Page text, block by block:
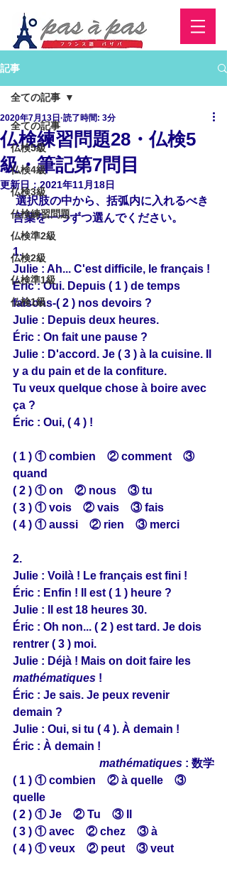
記事
全ての記事
仏検5級
仏検4級
仏検3級
仏検練習問題
仏検準2級
仏検2級
仏検準1級
仏検1級
全ての記事
仏検練習問題28・仏検5
級・筆記第7問目
2020年7月13日 読了時間: 3分
更新日：2021年11月18日
選択肢の中から、括弧内に入れるべき
言葉を一つずつ選んでください。
1.
Julie : Ah... C'est difficile, le français !
Éric : Oui. Depuis ( 1 ) de temps
faisons-( 2 ) nos devoirs ?
Julie : Depuis deux heures.
Éric : On fait une pause ?
Julie : D'accord. Je ( 3 ) à la cuisine. Il
y a du pain et de la confiture.
Tu veux quelque chose à boire avec
ça ?
Éric : Oui, ( 4 ) !
( 1 ) ① combien　② comment　③
quand
( 2 ) ① on　② nous　③ tu
( 3 ) ① vois　② vais　③ fais
( 4 ) ① aussi　② rien　③ merci
2.
Julie : Voilà ! Le français est fini !
Éric : Enfin ! Il est ( 1 ) heure ?
Julie : Il est 18 heures 30.
Éric : Oh non... ( 2 ) est tard. Je dois
rentrer ( 3 ) moi.
Julie : Déjà ! Mais on doit faire les
mathématiques !
Éric : Je sais. Je peux revenir
demain ?
Julie : Oui, si tu ( 4 ). À demain !
Éric : À demain !
mathématiques : 数学
( 1 ) ① combien　② à quelle　③
quelle
( 2 ) ① Je　② Tu　③ Il
( 3 ) ① avec　② chez　③ à
( 4 ) ① veux　② peut　③ veut